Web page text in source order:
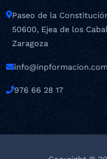
Paseo de la
50600, Ejea de los
Zaragoza
info@inpformacion.com
976 66 28 17